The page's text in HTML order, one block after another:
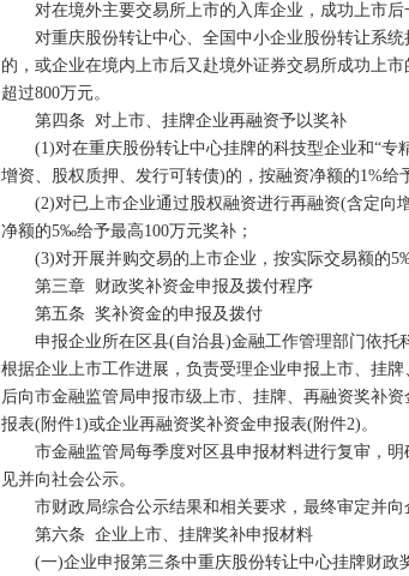
对在境外主要交易所上市的入库企业，成功上市后
对重庆股份转让中心、全国中小企业股份转让系统
的，或企业在境内上市后又赴境外证券交易所成功上
超过800万元。
第四条 对上市、挂牌企业再融资予以奖补
(1)对在重庆股份转让中心挂牌的科技型企业和“专
增资、股权质押、发行可转债)的，按融资净额的1%给
(2)对已上市企业通过股权融资进行再融资(含定向
净额的5‰给予最高100万元奖补；
(3)对开展并购交易的上市企业，按实际交易额的5‰
第三章 财政奖补资金申报及拨付程序
第五条 奖补资金的申报及拨付
申报企业所在区县(自治县)金融工作管理部门依托科
根据企业上市工作进展，负责受理企业申报上市、挂
后向市金融监管局申报市级上市、挂牌、再融资奖补
报表(附件1)或企业再融资奖补资金申报表(附件2)。
市金融监管局每季度对区县申报材料进行复审，明
见并向社会公示。
市财政局综合公示结果和相关要求，最终审定并向
第六条 企业上市、挂牌奖补申报材料
(一)企业申报第三条中重庆股份转让中心挂牌财政